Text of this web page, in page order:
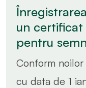
un
pentru
Conform
cu data de 1